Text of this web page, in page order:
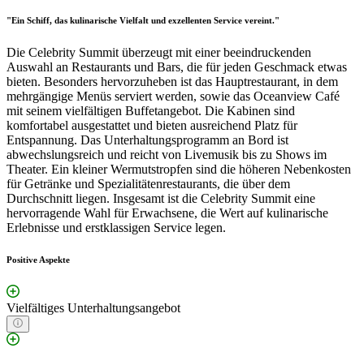
"Ein Schiff, das kulinarische Vielfalt und exzellenten Service vereint."
Die Celebrity Summit überzeugt mit einer beeindruckenden
Auswahl an Restaurants und Bars, die für jeden Geschmack etwas
bieten. Besonders hervorzuheben ist das Hauptrestaurant, in dem
mehrgängige Menüs serviert werden, sowie das Oceanview Café
mit seinem vielfältigen Buffetangebot. Die Kabinen sind
komfortabel ausgestattet und bieten ausreichend Platz für
Entspannung. Das Unterhaltungsprogramm an Bord ist
abwechslungsreich und reicht von Livemusik bis zu Shows im
Theater. Ein kleiner Wermutstropfen sind die höheren Nebenkosten
für Getränke und Spezialitätenrestaurants, die über dem
Durchschnitt liegen. Insgesamt ist die Celebrity Summit eine
hervorragende Wahl für Erwachsene, die Wert auf kulinarische
Erlebnisse und erstklassigen Service legen.
Positive Aspekte
Vielfältiges Unterhaltungsangebot